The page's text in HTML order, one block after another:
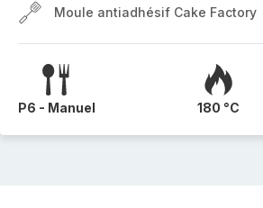
Moule antiadhésif Cake Factory
P6 - Manuel 180 °C